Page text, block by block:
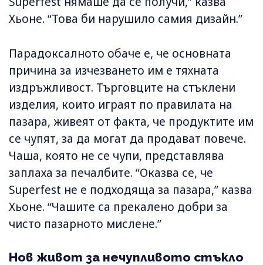
Хьоне. “Това би нарушило самия дизайн.”
Парадоксалното обаче е, че основната
причина за изчезването им е тяхната
издръжливост. Търговците на стъклени
изделия, които играят по правилата на
пазара, живеят от факта, че продуктите им
се чупят, за да могат да продават повече.
Чаша, която не се чупи, представлява
заплаха за печалбите. “Оказва се, че
Superfest не е подходяща за пазара,” казва
Хьоне. “Чашите са прекалено добри за
чисто пазарното мислене.”
Нов живот за нечупливото стъкло